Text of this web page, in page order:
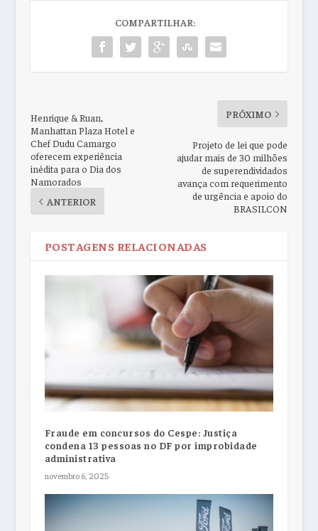
COMPARTILHAR:
Henrique & Ruan,
Manhattan Plaza Hotel e
Chef Dudu Camargo
oferecem experiência
inédita para o Dia dos
Namorados
ANTERIOR
PRÓXIMO
Projeto de lei que pode
ajudar mais de 30 milhões
de superendividados
avança com requerimento
de urgência e apoio do
BRASILCON
POSTAGENS RELACIONADAS
Fraude em concursos do Cespe: Justiça
condena 13 pessoas no DF por improbidade
administrativa
novembro 6, 2025